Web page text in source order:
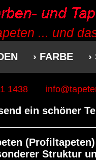
... und
› FARBE
1438
ein schöner
(Profiltapeten)
Struktur